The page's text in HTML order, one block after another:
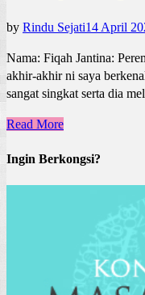
by Rindu Sejati14 April
Nama: Fiqah Jantina:
akhir-akhir ni saya
sangat singkat serta dia
Read More
Ingin Berkongsi?